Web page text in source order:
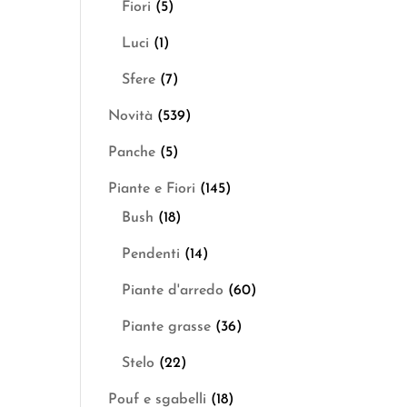
Fiori (5)
Luci (1)
Sfere (7)
Novità (539)
Panche (5)
Piante e Fiori (145)
Bush (18)
Pendenti (14)
Piante d'arredo (60)
Piante grasse (36)
Stelo (22)
Pouf e sgabelli (18)